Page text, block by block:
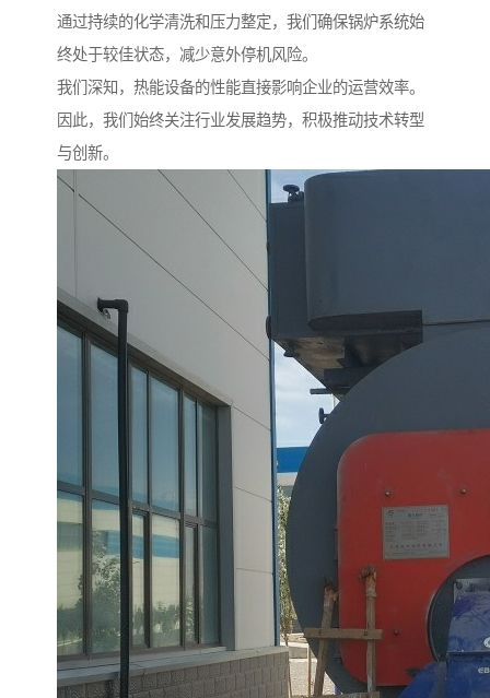
通过持续的化学清洗和压力整定，我们确保锅炉系统始
终处于较佳状态，减少意外停机风险。
我们深知，热能设备的性能直接影响企业的运营效率。
因此，我们始终关注行业发展趋势，积极推动技术转型
与创新。